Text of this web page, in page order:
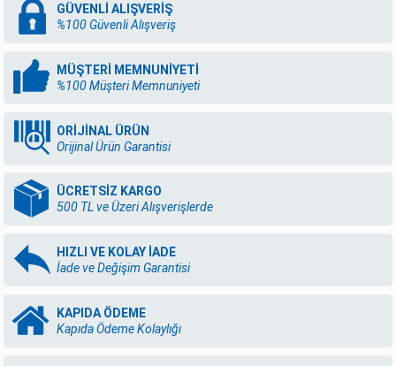
GÜVENLİ ALIŞVERİŞ
%100 Güvenli Alışveriş
MÜŞTERİ MEMNUNİYETİ
%100 Müşteri Memnuniyeti
ORİJİNAL ÜRÜN
Orijinal Ürün Garantisi
ÜCRETSİZ KARGO
500 TL ve Üzeri Alışverişlerde
HIZLI VE KOLAY İADE
İade ve Değişim Garantisi
KAPIDA ÖDEME
Kapıda Ödeme Kolaylığı